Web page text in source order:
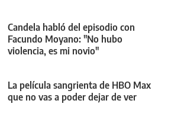
Candela habló del episodio con
Facundo Moyano: "No hubo
violencia, es mi novio"
La película sangrienta de HBO Max
que no vas a poder dejar de ver